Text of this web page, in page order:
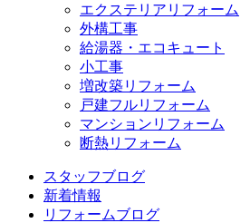
エクステリアリフォーム
外構工事
給湯器・エコキュート
小工事
増改築リフォーム
戸建フルリフォーム
マンションリフォーム
断熱リフォーム
スタッフブログ
新着情報
リフォームブログ